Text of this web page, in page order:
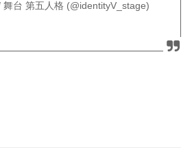
台 第五人格 (@identityV_stage)